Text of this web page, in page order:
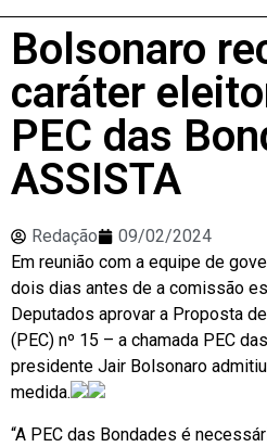
Bolsonaro
caráter
PEC das
ASSISTA
Redação
09/02/2024
Em reunião com a equipe de
dois dias antes de a comissão
Deputados aprovar a Proposta
(PEC) nº 15 – a chamada PEC
presidente Jair Bolsonaro
medida.
“A PEC das Bondades é